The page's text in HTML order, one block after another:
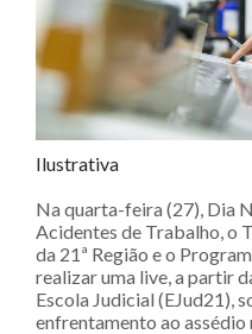
Ilustrativa
Na quarta-feira (27), Dia
Acidentes de Trabalho, o
da 21ª Região e o
realizar uma live, a partir
Escola Judicial (EJud21),
enfrentamento ao assédio